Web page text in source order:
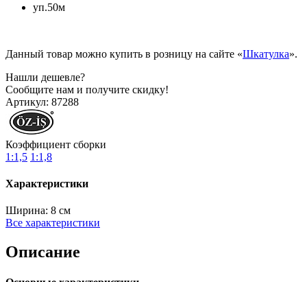
уп.50м
Данный товар можно купить в розницу на сайте «Шкатулка».
Нашли дешевле?
Сообщите нам и получите скидку!
Артикул: 87288
Коэффициент сборки
1:1,5 1:1,8
Характеристики
Ширина: 8 см
Все характеристики
Описание